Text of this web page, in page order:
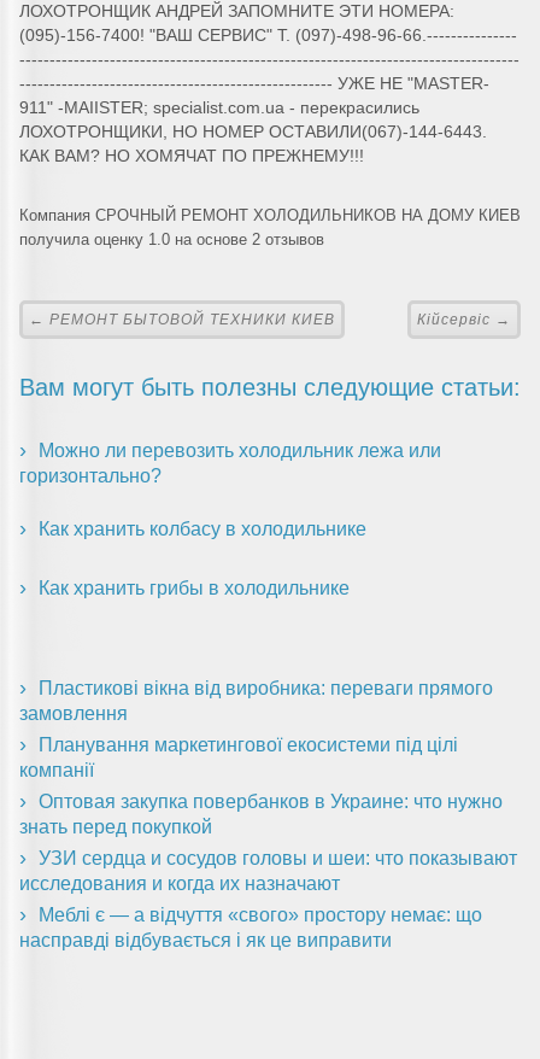
ЛОХОТРОНЩИК АНДРЕЙ ЗАПОМНИТЕ ЭТИ НОМЕРА:
(095)-156-7400! "ВАШ СЕРВИС" Т. (097)-498-96-66.---------------
-----------------------------------------------------------------------------------
---------------------------------------------------- УЖЕ НЕ "MASTER-
911" -MAIISTER; specialist.com.ua - перекрасились
ЛОХОТРОНЩИКИ, НО НОМЕР ОСТАВИЛИ(067)-144-6443.
КАК ВАМ? НО ХОМЯЧАТ ПО ПРЕЖНЕМУ!!!
Компания СРОЧНЫЙ РЕМОНТ ХОЛОДИЛЬНИКОВ НА ДОМУ КИЕВ
получила оценку 1.0 на основе 2 отзывов
← РЕМОНТ БЫТОВОЙ ТЕХНИКИ КИЕВ Кійсервіс →
Вам могут быть полезны следующие статьи:
Можно ли перевозить холодильник лежа или
горизонтально?
Как хранить колбасу в холодильнике
Как хранить грибы в холодильнике
Пластикові вікна від виробника: переваги прямого
замовлення
Планування маркетингової екосистеми під цілі
компанії
Оптовая закупка повербанков в Украине: что нужно
знать перед покупкой
УЗИ сердца и сосудов головы и шеи: что показывают
исследования и когда их назначают
Меблі є — а відчуття «свого» простору немає: що
насправді відбувається і як це виправити